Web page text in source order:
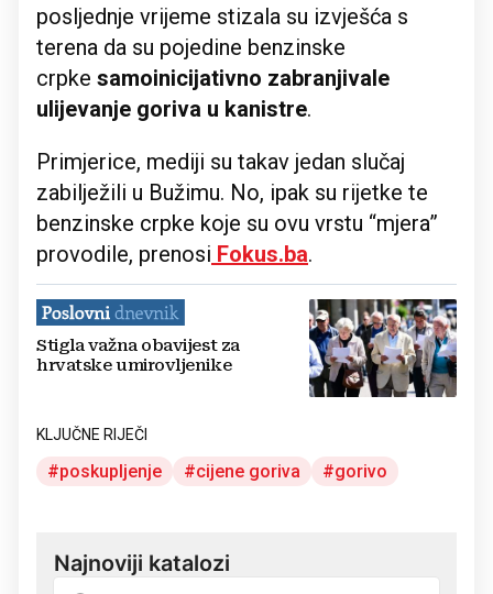
posljednje vrijeme stizala su izvješća s
terena da su pojedine benzinske
crpke samoinicijativno zabranjivale
ulijevanje goriva u kanistre.
Primjerice, mediji su takav jedan slučaj
zabilježili u Bužimu. No, ipak su rijetke te
benzinske crpke koje su ovu vrstu “mjera”
provodile, prenosi Fokus.ba.
Stigla važna obavijest za
hrvatske umirovljenike
KLJUČNE RIJEČI
poskupljenje cijene goriva gorivo